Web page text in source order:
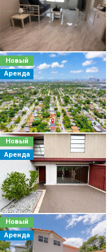
Новый
Аренда
Новый
Аренда
Новый
Аренда